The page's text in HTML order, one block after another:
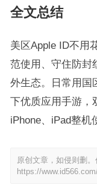
全文总结
美区Apple ID不用
范使用、守住防封
外生态。日常用国
下优质应用手游，
iPhone、iPad整机
原创文章，如侵则删
https://